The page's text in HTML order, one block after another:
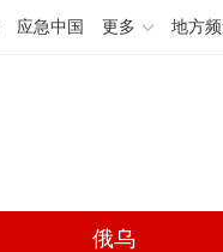
应急中国 更多 地方
俄乌